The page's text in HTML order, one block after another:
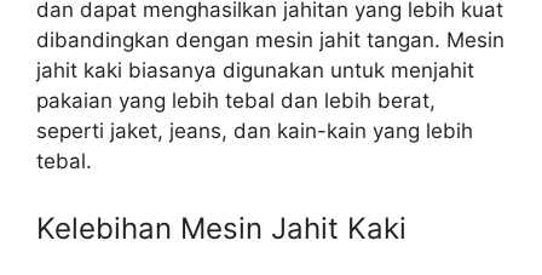
dan dapat menghasilkan jahitan yang lebih kuat
dibandingkan dengan mesin jahit tangan. Mesin
jahit kaki biasanya digunakan untuk menjahit
pakaian yang lebih tebal dan lebih berat,
seperti jaket, jeans, dan kain-kain yang lebih
tebal.
Kelebihan Mesin Jahit Kaki